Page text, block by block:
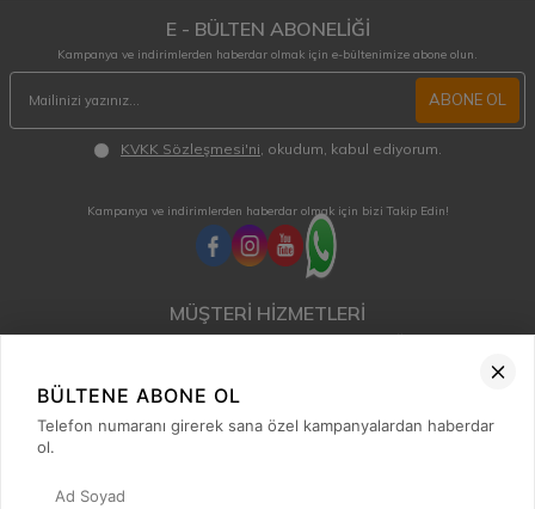
E - BÜLTEN ABONELİĞİ
Kampanya ve indirimlerden haberdar olmak için e-bültenimize abone olun.
ABONE OL
KVKK Sözleşmesi'ni , okudum, kabul ediyorum.
Kampanya ve indirimlerden haberdar olmak için bizi Takip Edin!
MÜŞTERİ HİZMETLERİ
Hafta içi 08:00 - 18:00 / Cumartesi 08:00 - 13:00 arası merak ettiğiniz tüm sorular ve
0850 515 01 10
Kategoriler
BÜLTENE ABONE OL
Telefon numaranı girerek sana özel kampanyalardan haberdar
ol.